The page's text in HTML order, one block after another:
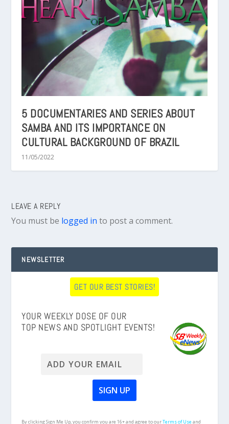
5 DOCUMENTARIES AND SERIES ABOUT
SAMBA AND ITS IMPORTANCE ON
CULTURAL BACKGROUND OF BRAZIL
11/05/2022
LEAVE A REPLY
You must be logged in to post a comment.
NEWSLETTER
GET OUR BEST STORIES!
YOUR WEEKLY DOSE OF OUR
TOP NEWS AND SPOTLIGHT EVENTS!
By clicking Sign Me Up, you confirm you are 16+ and agree to ourTerms of Useand